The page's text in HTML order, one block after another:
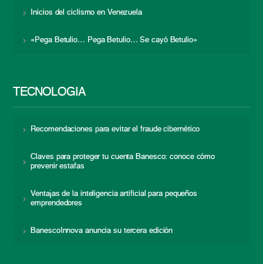
Inicios del ciclismo en Venezuela
«Pega Betulio… Pega Betulio… Se cayó Betulio»
TECNOLOGÍA
Recomendaciones para evitar el fraude cibernético
Claves para proteger tu cuenta Banesco: conoce cómo
prevenir estafas
Ventajas de la inteligencia artificial para pequeños
emprendedores
BanescoInnova anuncia su tercera edición